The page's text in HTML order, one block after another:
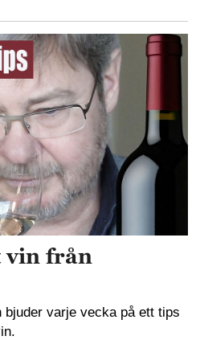
vin från
bjuder varje vecka på ett tips